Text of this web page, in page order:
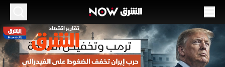
الموسم 2026